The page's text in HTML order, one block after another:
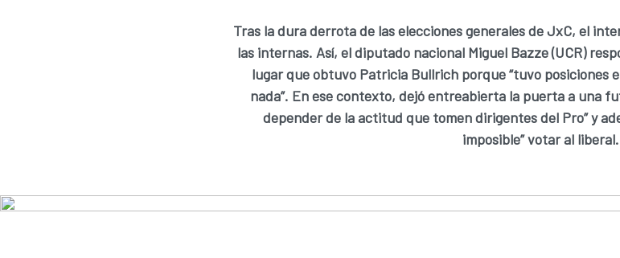
Tras la dura derrota de las elecciones generales de JxC, el
las internas. Así, el diputado nacional Miguel Bazze (UCR)
lugar que obtuvo Patricia Bullrich porque “tuvo posiciones
nada”. En ese contexto, dejó entreabierta la puerta a una
depender de la actitud que tomen dirigentes del Pro” y
imposible” votar al liberal.